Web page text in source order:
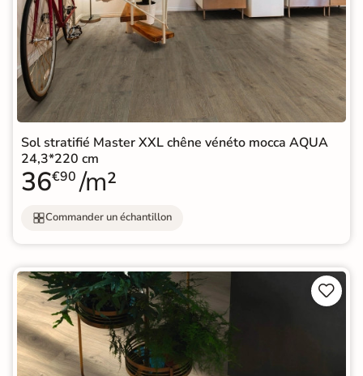
Sol stratifié Master XXL chêne vénéto mocca AQUA
24,3*220 cm
36€90 /m²
Commander un échantillon

